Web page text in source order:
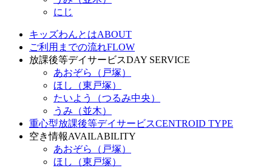
にじ
キッズわんとはABOUT
ご利用までの流れFLOW
放課後等デイサービスDAY SERVICE
あおぞら（戸塚）
ほし（東戸塚）
たいよう（つるみ中央）
うみ（並木）
重心型放課後等デイサービスCENTROID TYPE
空き情報AVAILABILITY
あおぞら（戸塚）
ほし（東戸塚）